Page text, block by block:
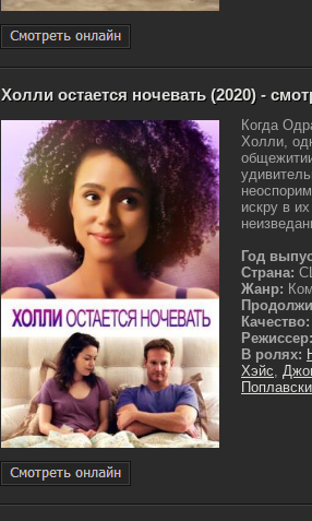
Холли остается ночевать (2020) -
Когда
Холли,
искру в
Год
Страна:
Жанр:
Качество:
Режиссер:
В ролях:
Хэйс,
Поплавски